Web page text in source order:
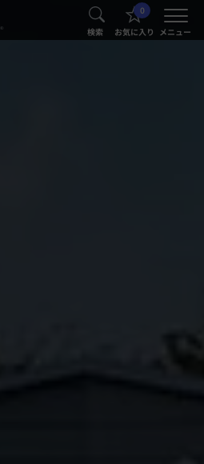
® 検索
0
お気に入り メニュー
®